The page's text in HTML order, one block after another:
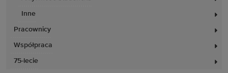
Inne
Pracownicy
Współpraca
75-lecie